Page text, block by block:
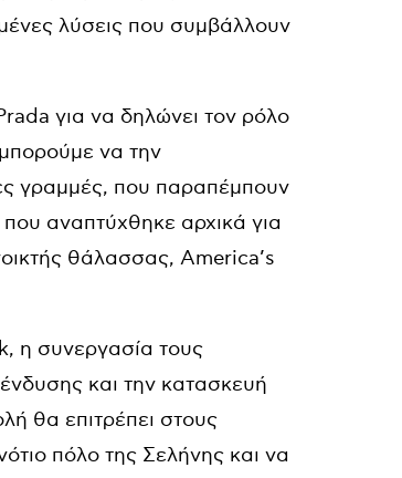
λύσεις που συμβάλλουν
για να δηλώνει τον ρόλο
να την
γραμμές, που παραπέμπουν
αναπτύχθηκε αρχικά για
θάλασσας, America’s
η συνεργασία τους
και την κατασκευή
θα επιτρέπει στους
πόλο της Σελήνης και να